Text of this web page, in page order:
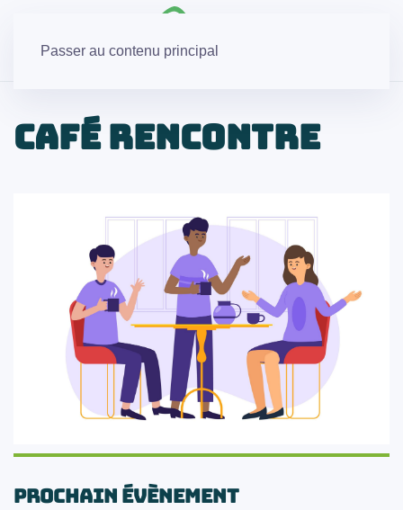
Passer au contenu principal
Café rencontre
PROCHAIN ÉVÈNEMENT